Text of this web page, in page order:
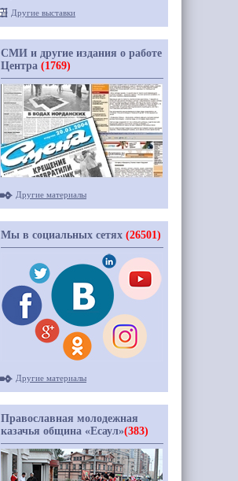
Другие выставки
СМИ и другие издания о работе
Центра (1769)
Другие материалы
Мы в социальных сетях (26501)
Другие материалы
Православная молодежная
казачья община «Есаул»(383)